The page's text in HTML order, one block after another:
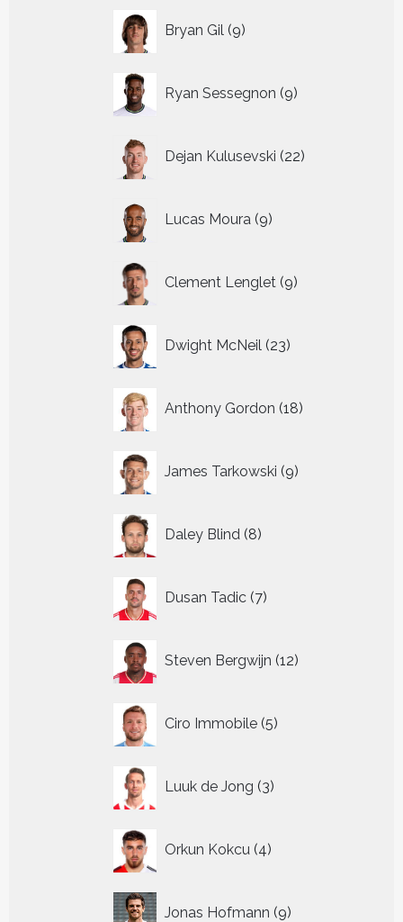
Bryan Gil 9
producten
Ryan Sessegnon 9
producten
Dejan Kulusevski 22
producten
Lucas Moura 9
producten
Clement Lenglet 9
producten
Dwight McNeil 23
producten
Anthony Gordon 18
producten
James Tarkowski 9
producten
Daley Blind 8
producten
Dusan Tadic 7
producten
Steven Bergwijn 12
producten
Ciro Immobile 5
producten
Luuk de Jong 3
producten
Orkun Kokcu 4
producten
Jonas Hofmann 9